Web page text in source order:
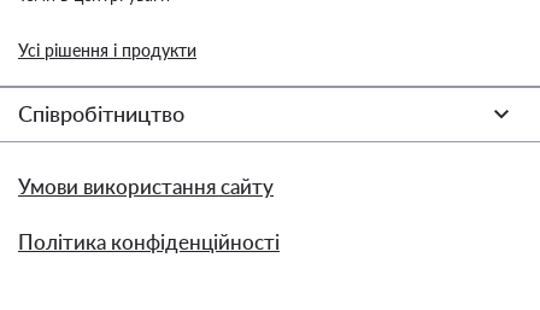
Усі рішення і продукти
Співробітництво
Умови використання сайту
Політика конфіденційності